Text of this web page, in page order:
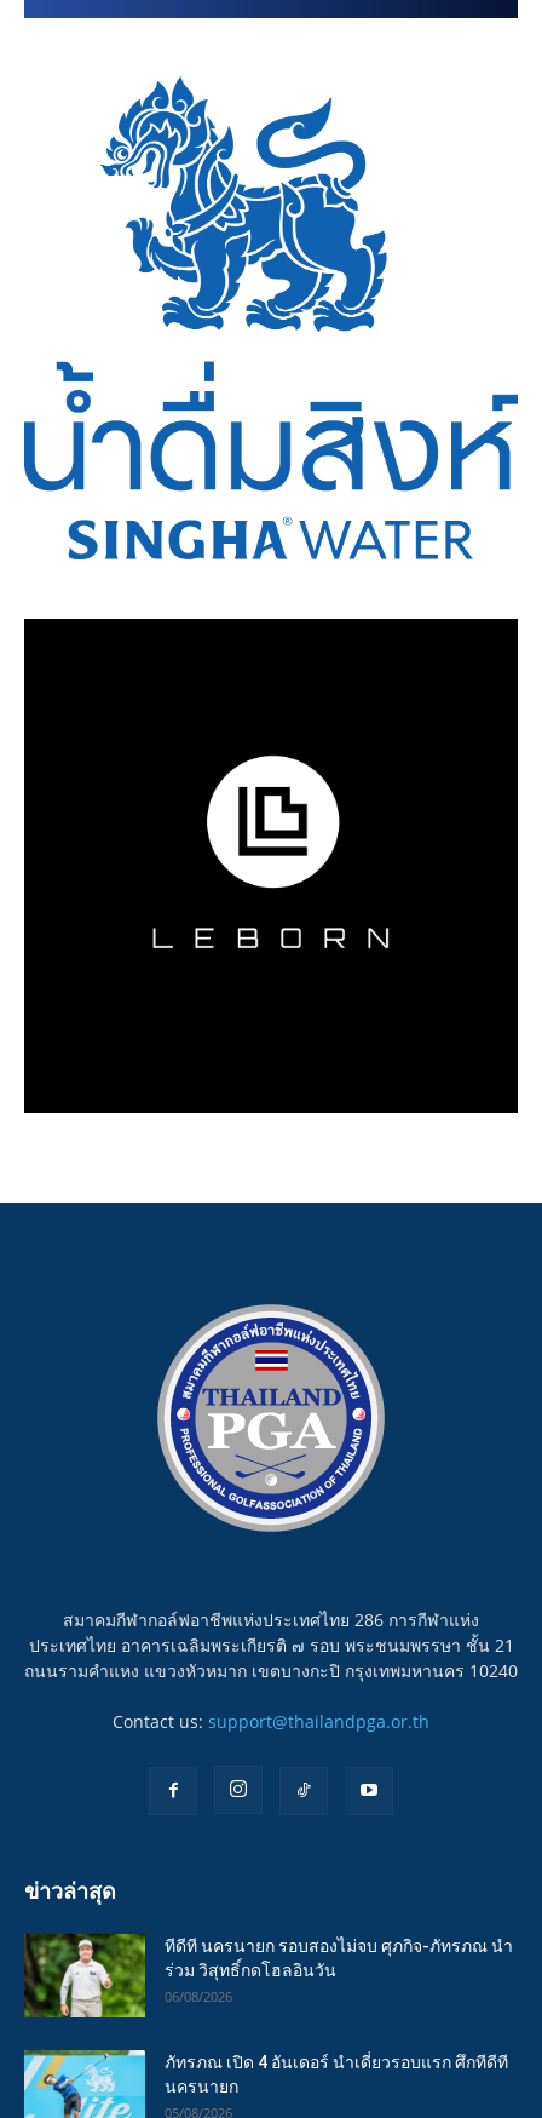
สมาคมกีฬากอล์ฟอาชีพแห่งประเทศไทย 286 การกีฬาแห่ง
ประเทศไทย อาคารเฉลิมพระเกียรติ ๗ รอบ พระชนมพรรษา ชั้น 21
ถนนรามคำแหง แขวงหัวหมาก เขตบางกะปิ กรุงเทพมหานคร 10240
Contact us: support@thailandpga.or.th
ข่าวล่าสุด
ทีดีที นครนายก รอบสองไม่จบ ศุภกิจ-ภัทรภณ นำ
ร่วม วิสุทธิ์กดโฮลอินวัน
06/08/2026
ภัทรภณ เปิด 4 อันเดอร์ นำเดี่ยวรอบแรก ศึกทีดีที
นครนายก
05/08/2026